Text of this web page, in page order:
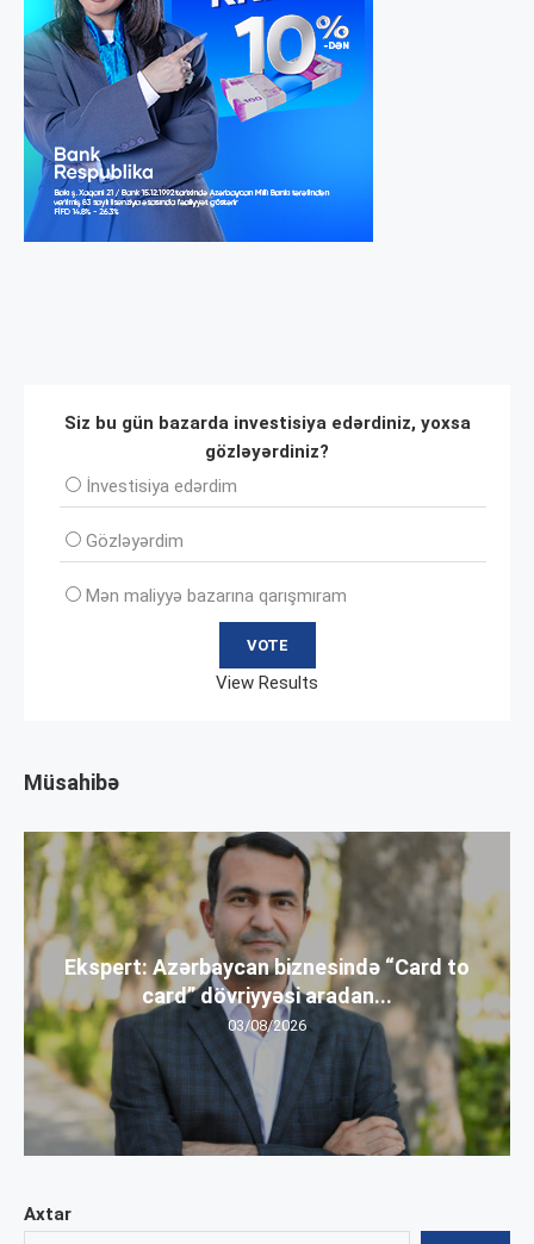
Axtar
Siz bu gün bazarda investisiya edərdiniz, yoxsa
gözləyərdiniz?
İnvеstisiya edərdim
Gözləyərdim
Mən maliyyə bazarına qarışmıram
View Results
Müsahibə
Ekspert: Azərbaycan biznesində “Card to
card” dövriyyəsi aradan...
03/08/2026